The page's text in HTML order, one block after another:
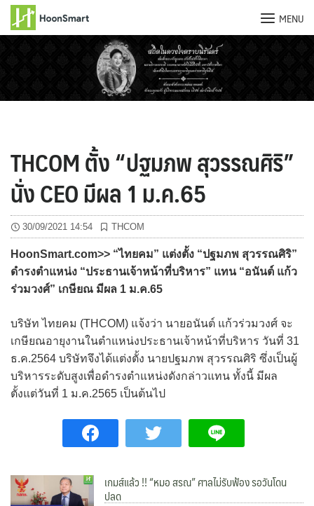
MENU
THCOM ตั้ง “ปฐมภพ สุวรรณศิริ”
นั่ง CEO มีผล 1 ม.ค.65
30/09/2021 14:54 THCOM
HoonSmart.com>> “ไทยคม” แต่งตั้ง “ปฐมภพ สุวรรณศิริ”
ดำรงตำแหน่ง “ประธานเจ้าหน้าที่บริหาร” แทน “อนันต์ แก้ว
ร่วมวงศ์” เกษียณ มีผล 1 ม.ค.65
บริษัท ไทยคม (THCOM) แจ้งว่า นายอนันต์ แก้วร่วมวงศ์ จะ
เกษียณอายุงานในตำแหน่งประธานเจ้าหน้าที่บริหาร วันที่ 31
ธ.ค.2564 บริษัทจึงได้แต่งตั้ง นายปฐมภพ สุวรรณศิริ ซึ่งเป็นผู้
บริหารระดับสูงเพื่อดำรงตำแหน่งดังกล่าวแทน ทั้งนี้ มีผล
ตั้งแต่วันที่ 1 ม.ค.2565 เป็นต้นไป
เกมส์แล้ว !! “หมอ สรณ” ศาลไม่รับฟ้อง รอวันโดน
ปลด